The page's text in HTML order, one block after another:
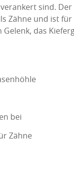
sind. Der
Zähne und ist für
das
bei
Zähne